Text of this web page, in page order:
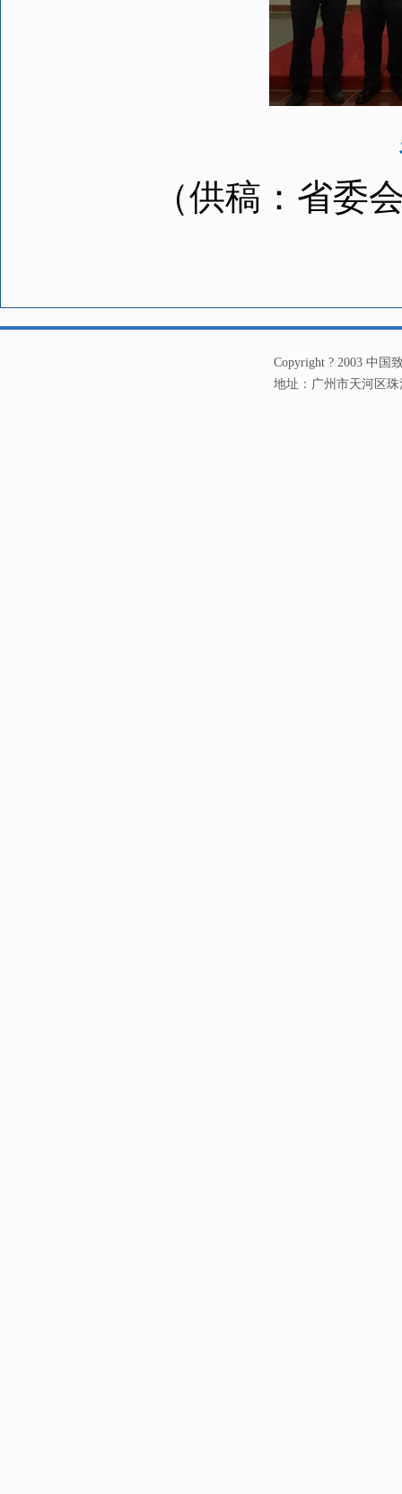
（供稿：省委会
Copyright ? 2003 中国
地址：广州市天河区